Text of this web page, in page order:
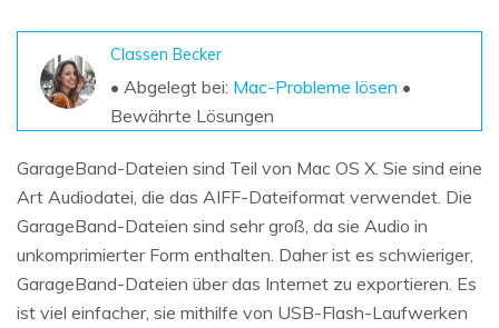
Kostenlos Testen
Repairit - Datenreparatur
Classen Becker
• Abgelegt bei: Mac-Probleme lösen •
Bewährte Lösungen
GarageBand-Dateien sind Teil von Mac OS X. Sie sind eine
Art Audiodatei, die das AIFF-Dateiformat verwendet. Die
GarageBand-Dateien sind sehr groß, da sie Audio in
unkomprimierter Form enthalten. Daher ist es schwieriger,
GarageBand-Dateien über das Internet zu exportieren. Es
ist viel einfacher, sie mithilfe von USB-Flash-Laufwerken